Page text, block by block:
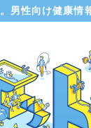
男性向け健康情